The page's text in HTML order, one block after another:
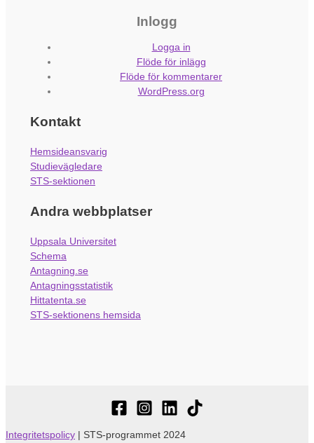
Inlogg
Logga in
Flöde för inlägg
Flöde för kommentarer
WordPress.org
Kontakt
Hemsideansvarig
Studievägledare
STS-sektionen
Andra webbplatser
Uppsala Universitet
Schema
Antagning.se
Antagningsstatistik
Hittatenta.se
STS-sektionens hemsida
Integritetspolicy | STS-programmet 2024